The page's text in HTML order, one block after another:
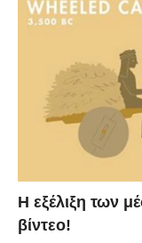
Η εξέλιξη των
βίντεο!